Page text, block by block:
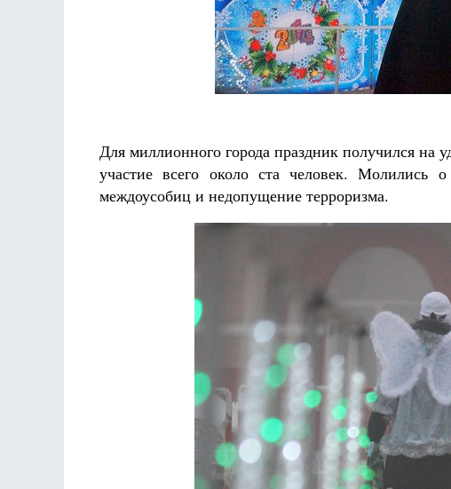
Для миллионного города праздник получился
участие всего около ста человек. Молились
междоусобиц и недопущение терроризма.